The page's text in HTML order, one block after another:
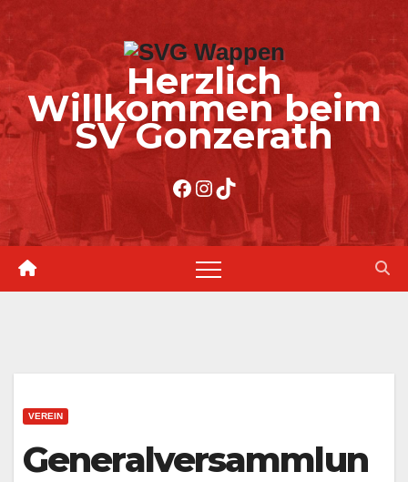
Zum
Inhalt
springen
Herzlich
Willkommen beim
SV Gonzerath
Facebook
Instagram
TikTok
VEREIN
Generalversammlun